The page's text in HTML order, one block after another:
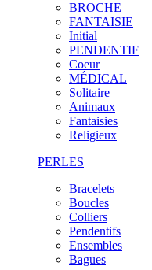
BROCHE
FANTAISIE
Initial
PENDENTIF
Coeur
MÉDICAL
Solitaire
Animaux
Fantaisies
Religieux
PERLES
Bracelets
Boucles
Colliers
Pendentifs
Ensembles
Bagues